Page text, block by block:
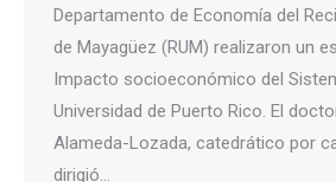
Departamento de Economía del
de Mayagüez (RUM) realizaron un
Impacto socioeconómico del
Universidad de Puerto Rico. El
Alameda-Lozada, catedrático por
dirigió…